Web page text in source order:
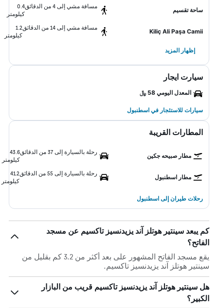
ساحة تقسيم
مسافة مشي إلى 4 من الدقائق
0.4
كيلومتر
Kiliç Ali Paşa Camii
مسافة مشي إلى 14 من الدقائق
1.2
كيلومتر
إظهار المزيد
سيارت ايجار
المعدل اليومي 58 ﷼
سيارات للاستئجار في اسطنبول
المطارات القريبة
مطار صبيحه جكين
رحلة بالسيارة إلى 37 من الدقائق
43.6
كيلومتر
مطار اسطنبول
رحلة بالسيارة إلى 55 من الدقائق
41.2
كيلومتر
رحلات طيران إلى اسطنبول
كم يبعد سينتير هوتلز آند يزيدنسيز تاكسيم عن مسجد
الفاتح؟
يقع مسجد الفاتح المشهور على بعد أكثر من 3.2 كم بقليل من
سينتير هوتلز آند يزيدنسيز تاكسيم.
هل سينتير هوتلز آند يزيدنسيز تاكسيم قريب من البازار
الكبير؟